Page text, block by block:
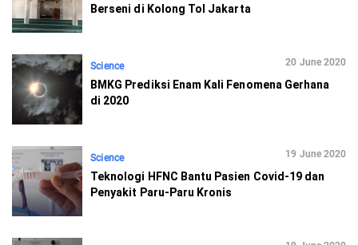
Berseni di Kolong Tol Jakarta
Science 20 June 2020
BMKG Prediksi Enam Kali Fenomena Gerhana
di 2020
Science 19 June 2020
Teknologi HFNC Bantu Pasien Covid-19 dan
Penyakit Paru-Paru Kronis